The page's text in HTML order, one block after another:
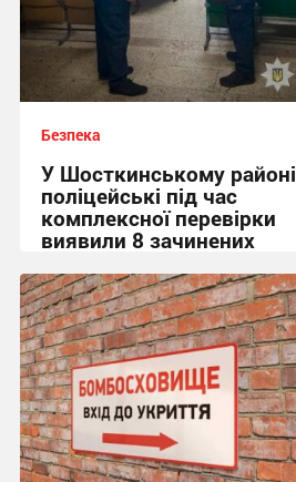
Безпека
У Шосткинському районі
поліцейські під час
комплексної перевірки
виявили 8 зачинених
15:36, 7.08.2026